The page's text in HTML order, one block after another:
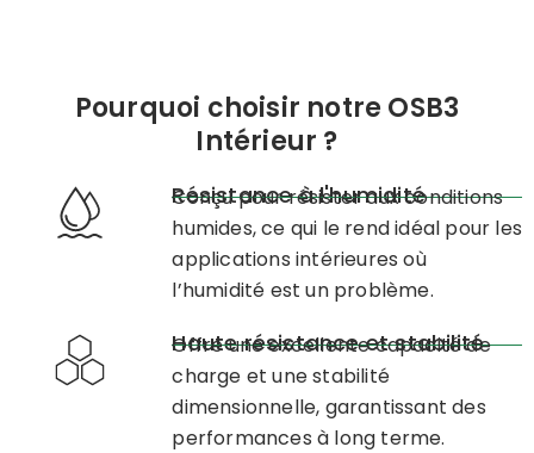
Pourquoi choisir notre OSB3
Intérieur ?
Résistance à l'humidité
Conçu pour résister aux conditions
humides, ce qui le rend idéal pour les
applications intérieures où
l’humidité est un problème.
Haute résistance et stabilité
Offre une excellente capacité de
charge et une stabilité
dimensionnelle, garantissant des
performances à long terme.